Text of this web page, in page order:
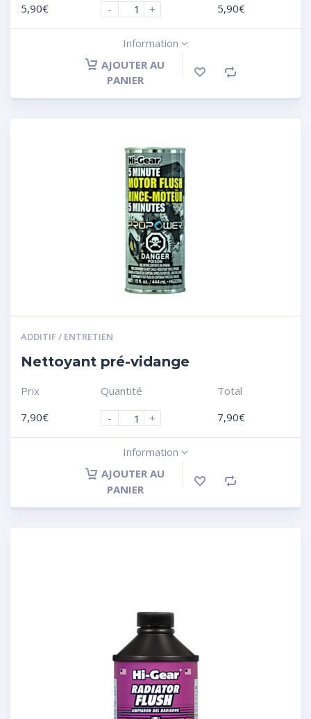
5,90€
-
+
5,90€
Information
AJOUTER AU
PANIER
ADDITIF / ENTRETIEN
Nettoyant pré-vidange
Prix
7,90€
Quantité
-
+
Total
7,90€
Information
AJOUTER AU
PANIER